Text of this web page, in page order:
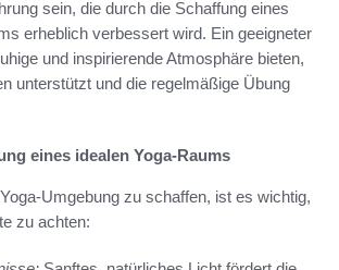
sein, die durch die Schaffung eines
erheblich verbessert wird. Ein geeigneter
und inspirierende Atmosphäre bieten,
unterstützt und die regelmäßige Übung
eines idealen Yoga-Raums
Umgebung zu schaffen, ist es wichtig,
zu achten: